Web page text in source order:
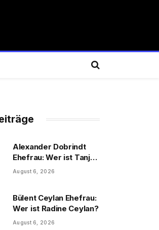
Alexander Dobrindt
Ehefrau: Wer ist Tanja
Käser?
August 6, 2026
Bülent Ceylan Ehefrau:
Wer ist Radine Ceylan?
August 6, 2026